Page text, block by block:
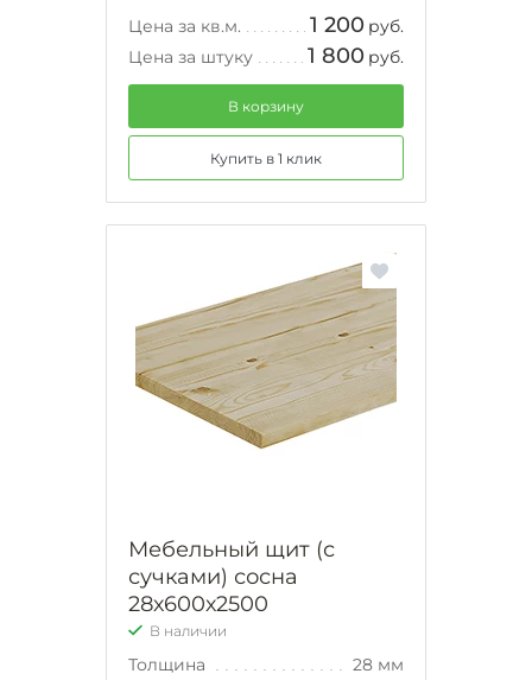
Цена за кв.м. 1 200 руб.
Цена за штуку
1 800 руб.
В корзину
Купить в 1 клик
Мебельный щит (с
сучками) сосна
28х600х2500
В наличии
Толщина 28 мм